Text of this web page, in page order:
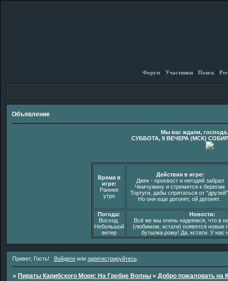
Форум Участники Поиск
Объявление
Мы вас ждали,
СУББОТА, 9 ВЕЧЕРА (МСК)
Время в
игре:
Раннее
утро
Действия в игре:
Джек - прохвост и негодяй забрал
Чемчужину и стремится к берегам
Тортуги, дабы спрятаться от
Но они еще догонят, ой догонят..
Погода:
Восход.
Небольшой
ветер
Новости:
Всё же мы очень надеемся, что в
(любимом, кстати) появятся новые
бутылка рому! Да, кстати. У нас
Привет, Гость! Войдитеили зарегистрируйтесь.
» Пираты Карибского Моря: На Гребне Волны »Добро пожаловать на